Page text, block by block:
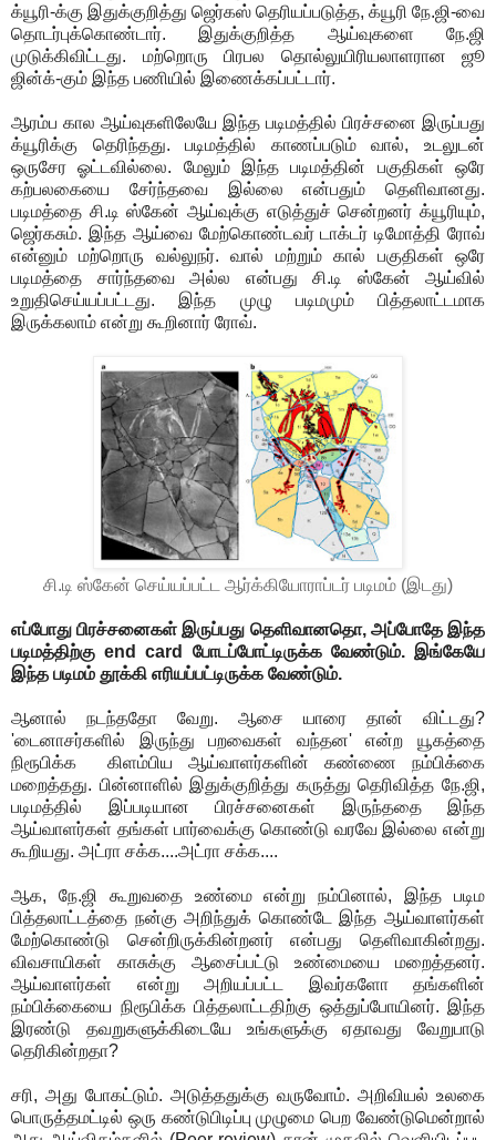
க்யூரி-க்கு இதுக்குறித்து ஜெர்கஸ் தெரியப்படுத்த, க்யூரி நே.ஜி-வை
தொடர்புக்கொண்டார். இதுக்குறித்த ஆய்வுகளை நே.ஜி
முடுக்கிவிட்டது. மற்றொரு பிரபல தொல்லுயிரியலாளரான ஜூ
ஜின்க்-கும் இந்த பணியில் இணைக்கப்பட்டார்.
ஆரம்ப கால ஆய்வுகளிலேயே இந்த படிமத்தில் பிரச்சனை இருப்பது
க்யூரிக்கு தெரிந்தது. படிமத்தில் காணப்படும் வால், உடலுடன்
ஒருசேர ஓட்டவில்லை. மேலும் இந்த படிமத்தின் பகுதிகள் ஒரே
கற்பலகையை சேர்ந்தவை இல்லை என்பதும் தெளிவானது.
படிமத்தை சி.டி ஸ்கேன் ஆய்வுக்கு எடுத்துச் சென்றனர் க்யூரியும்,
ஜெர்கசும். இந்த ஆய்வை மேற்கொண்டவர் டாக்டர் டிமோத்தி ரோவ்
என்னும் மற்றொரு வல்லுநர். வால் மற்றும் கால் பகுதிகள் ஒரே
படிமத்தை சார்ந்தவை அல்ல என்பது சி.டி ஸ்கேன் ஆய்வில்
உறுதிசெய்யப்பட்டது. இந்த முழு படிமமும் பித்தலாட்டமாக
இருக்கலாம் என்று கூறினார் ரோவ்.
சி.டி ஸ்கேன் செய்யப்பட்ட ஆர்க்கியோராப்டர் படிமம் (இடது)
எப்போது பிரச்சனைகள் இருப்பது தெளிவானதொ, அப்போதே இந்த
படிமத்திற்கு end card போடப்போட்டிருக்க வேண்டும். இங்கேயே
இந்த படிமம் தூக்கி எரியப்பட்டிருக்க வேண்டும்.
ஆனால் நடந்ததோ வேறு. ஆசை யாரை தான் விட்டது?
'டைனாசர்களில் இருந்து பறவைகள் வந்தன' என்ற யூகத்தை
நிரூபிக்க கிளம்பிய ஆய்வாளர்களின் கண்ணை நம்பிக்கை
மறைத்தது. பின்னாளில் இதுக்குறித்து கருத்து தெரிவித்த நே.ஜி,
படிமத்தில் இப்படியான பிரச்சனைகள் இருந்ததை இந்த
ஆய்வாளர்கள் தங்கள் பார்வைக்கு கொண்டு வரவே இல்லை என்று
கூறியது. அட்ரா சக்க....அட்ரா சக்க....
ஆக, நே.ஜி கூறுவதை உண்மை என்று நம்பினால், இந்த படிம
பித்தலாட்டத்தை நன்கு அறிந்துக் கொண்டே இந்த ஆய்வாளர்கள்
மேற்கொண்டு சென்றிருக்கின்றனர் என்பது தெளிவாகின்றது.
விவசாயிகள் காசுக்கு ஆசைப்பட்டு உண்மையை மறைத்தனர்.
ஆய்வாளர்கள் என்று அறியப்பட்ட இவர்களோ தங்களின்
நம்பிக்கையை நிரூபிக்க பித்தலாட்டதிற்கு ஒத்துப்போயினர். இந்த
இரண்டு தவறுகளுக்கிடையே உங்களுக்கு ஏதாவது வேறுபாடு
தெரிகின்றதா?
சரி, அது போகட்டும். அடுத்ததுக்கு வருவோம். அறிவியல் உலகை
பொருத்தமட்டில் ஒரு கண்டுபிடிப்பு முழுமை பெற வேண்டுமென்றால்